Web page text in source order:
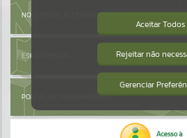
Por favor,
Por favor, aguarde...
NOTA FISCAL ELETRÔNICA
ESCRITA FISCAL
PORTAL DA TRANSPARÊNCIA
Aceitar Todos
Rejeitar não
Gerenciar
Isto significa que diversos